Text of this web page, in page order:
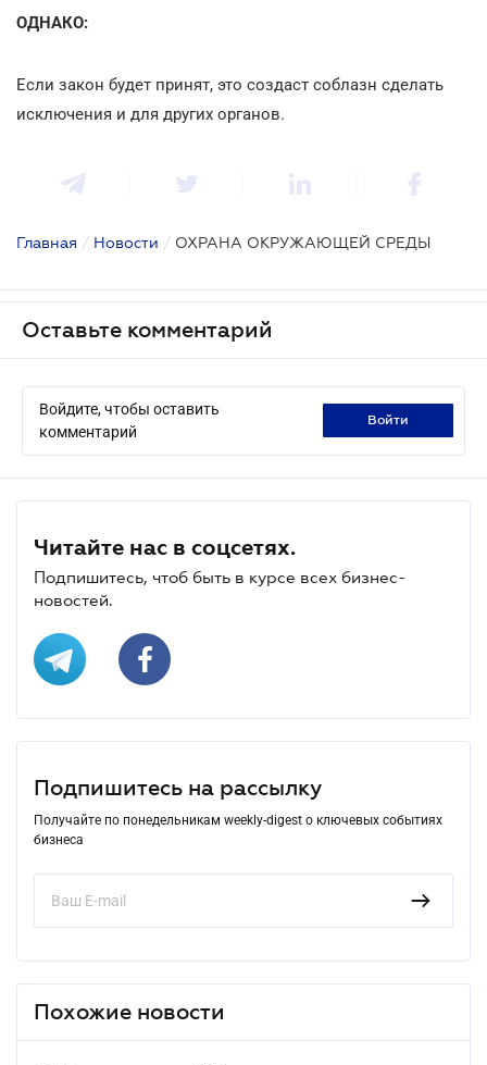
ОДНАКО:
Если закон будет принят, это создаст соблазн сделать
исключения и для других органов.
Главная / Новости / ОХРАНА ОКРУЖАЮЩЕЙ СРЕДЫ
Оставьте комментарий
Войдите, чтобы оставить
комментарий
войти
Читайте нас в соцсетях.
Подпишитесь, чтоб быть в курсе всех бизнес-
новостей.
Подпишитесь на рассылку
Получайте по понедельникам weekly-digest о ключевых событиях
бизнеса
Похожие новости